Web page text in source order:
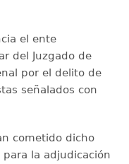
el ente
del Juzgado de
por el delito de
señalados con
cometido dicho
la adjudicación